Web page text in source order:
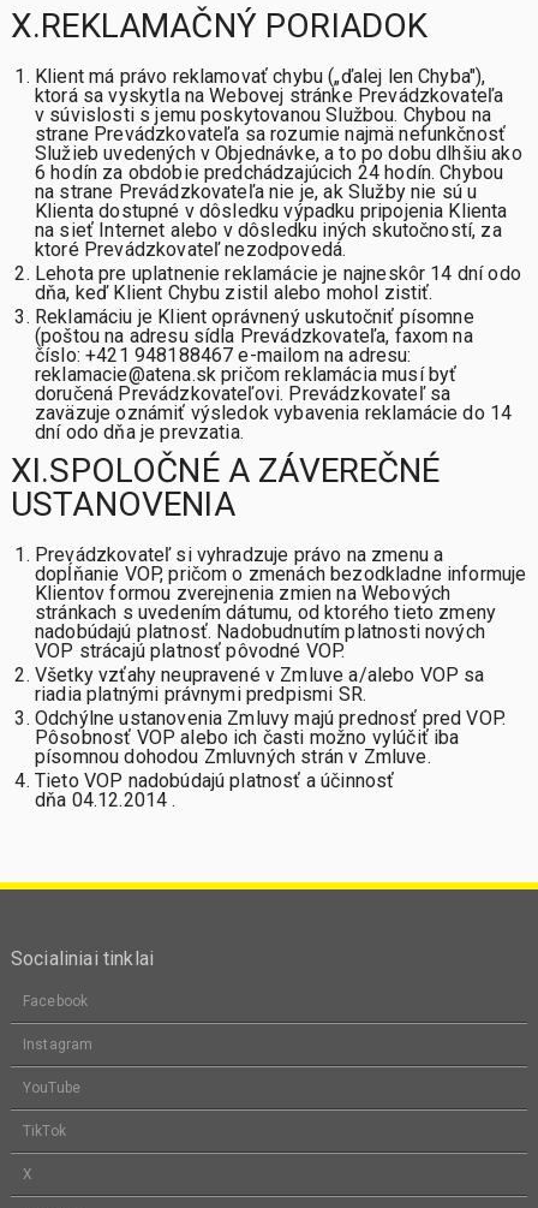
X.REKLAMAČNÝ PORIADOK
Klient má právo reklamovať chybu („ďalej len Chyba"),
ktorá sa vyskytla na Webovej stránke Prevádzkovateľa
v súvislosti s jemu poskytovanou Službou. Chybou na
strane Prevádzkovateľa sa rozumie najmä nefunkčnosť
Služieb uvedených v Objednávke, a to po dobu dlhšiu ako
6 hodín za obdobie predchádzajúcich 24 hodín. Chybou
na strane Prevádzkovateľa nie je, ak Služby nie sú u
Klienta dostupné v dôsledku výpadku pripojenia Klienta
na sieť Internet alebo v dôsledku iných skutočností, za
ktoré Prevádzkovateľ nezodpovedá.
Lehota pre uplatnenie reklamácie je najneskôr 14 dní odo
dňa, keď Klient Chybu zistil alebo mohol zistiť.
Reklamáciu je Klient oprávnený uskutočniť písomne
(poštou na adresu sídla Prevádzkovateľa, faxom na
číslo: +421 948188467 e-mailom na adresu:
reklamacie@atena.sk pričom reklamácia musí byť
doručená Prevádzkovateľovi. Prevádzkovateľ sa
zaväzuje oznámiť výsledok vybavenia reklamácie do 14
dní odo dňa je prevzatia.
XI.SPOLOČNÉ A ZÁVEREČNÉ
USTANOVENIA
Prevádzkovateľ si vyhradzuje právo na zmenu a
dopĺňanie VOP, pričom o zmenách bezodkladne informuje
Klientov formou zverejnenia zmien na Webových
stránkach s uvedením dátumu, od ktorého tieto zmeny
nadobúdajú platnosť. Nadobudnutím platnosti nových
VOP strácajú platnosť pôvodné VOP.
Všetky vzťahy neupravené v Zmluve a/alebo VOP sa
riadia platnými právnymi predpismi SR.
Odchýlne ustanovenia Zmluvy majú prednosť pred VOP.
Pôsobnosť VOP alebo ich časti možno vylúčiť iba
písomnou dohodou Zmluvných strán v Zmluve.
Tieto VOP nadobúdajú platnosť a účinnosť
dňa 04.12.2014 .
Socialiniai tinklai
Facebook
Instagram
YouTube
TikTok
X